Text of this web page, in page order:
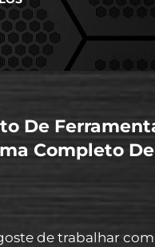
De
Completo De
de trabalhar com